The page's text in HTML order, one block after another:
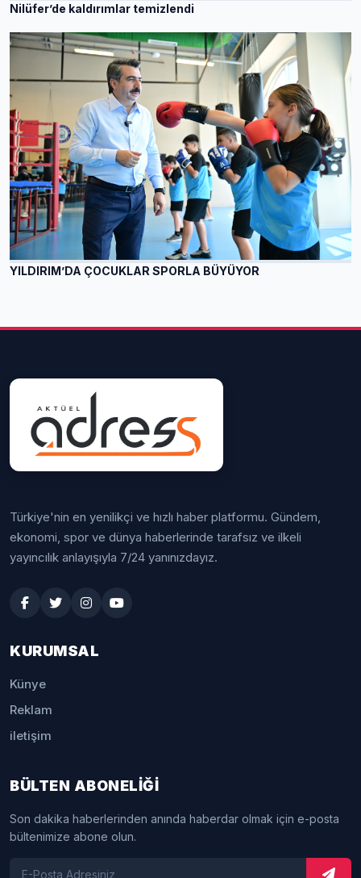
Nilüfer’de kaldırımlar temizlendi
YILDIRIM’DA ÇOCUKLAR SPORLA BÜYÜYOR
Türkiye'nin en yenilikçi ve hızlı haber platformu. Gündem,
ekonomi, spor ve dünya haberlerinde tarafsız ve ilkeli
yayıncılık anlayışıyla 7/24 yanınızdayız.
KURUMSAL
Künye
Reklam
iletişim
BÜLTEN ABONELİĞİ
Son dakika haberlerinden anında haberdar olmak için e-posta
bültenimize abone olun.